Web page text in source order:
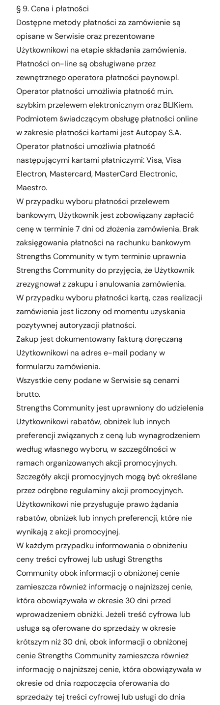
§ 9. Cena i płatności
Dostępne metody płatności za zamówienie są
opisane w Serwisie oraz prezentowane
Użytkownikowi na etapie składania zamówienia.
Płatności on-line są obsługiwane przez
zewnętrznego operatora płatności paynow.pl.
Operator płatności umożliwia płatność m.in.
szybkim przelewem elektronicznym oraz BLIKiem.
Podmiotem świadczącym obsługę płatności online
w zakresie płatności kartami jest Autopay S.A.
Operator płatności umożliwia płatność
następującymi kartami płatniczymi: Visa, Visa
Electron, Mastercard, MasterCard Electronic,
Maestro.
W przypadku wyboru płatności przelewem
bankowym, Użytkownik jest zobowiązany zapłacić
cenę w terminie 7 dni od złożenia zamówienia. Brak
zaksięgowania płatności na rachunku bankowym
Strengths Community w tym terminie uprawnia
Strengths Community do przyjęcia, że Użytkownik
zrezygnował z zakupu i anulowania zamówienia.
W przypadku wyboru płatności kartą, czas realizacji
zamówienia jest liczony od momentu uzyskania
pozytywnej autoryzacji płatności.
Zakup jest dokumentowany fakturą doręczaną
Użytkownikowi na adres e-mail podany w
formularzu zamówienia.
Wszystkie ceny podane w Serwisie są cenami
brutto.
Strengths Community jest uprawniony do udzielenia
Użytkownikowi rabatów, obniżek lub innych
preferencji związanych z ceną lub wynagrodzeniem
według własnego wyboru, w szczególności w
ramach organizowanych akcji promocyjnych.
Szczegóły akcji promocyjnych mogą być określane
przez odrębne regulaminy akcji promocyjnych.
Użytkownikowi nie przysługuje prawo żądania
rabatów, obniżek lub innych preferencji, które nie
wynikają z akcji promocyjnej.
W każdym przypadku informowania o obniżeniu
ceny treści cyfrowej lub usługi Strengths
Community obok informacji o obniżonej cenie
zamieszcza również informację o najniższej cenie,
która obowiązywała w okresie 30 dni przed
wprowadzeniem obniżki. Jeżeli treść cyfrowa lub
usługa są oferowane do sprzedaży w okresie
krótszym niż 30 dni, obok informacji o obniżonej
cenie Strengths Community zamieszcza również
informację o najniższej cenie, która obowiązywała w
okresie od dnia rozpoczęcia oferowania do
sprzedaży tej treści cyfrowej lub usługi do dnia